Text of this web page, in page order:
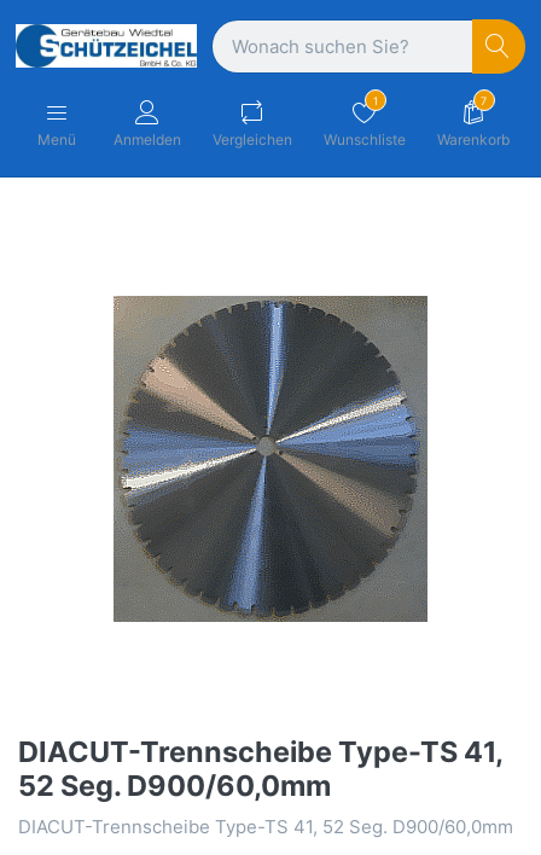
Menü Anmelden Vergleichen
1
Wunschliste
7
Warenkorb
DIACUT-Trennscheibe Type-TS 41,
52 Seg. D900/60,0mm
DIACUT-Trennscheibe Type-TS 41, 52 Seg. D900/60,0mm